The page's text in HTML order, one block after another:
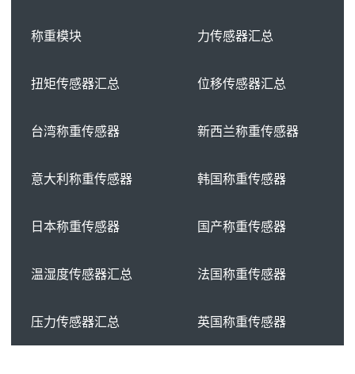
称重模块 力传感器汇总
扭矩传感器汇总 位移传感器汇总
台湾称重传感器 新西兰称重传感器
意大利称重传感器 韩国称重传感器
日本称重传感器 国产称重传感器
温湿度传感器汇总 法国称重传感器
压力传感器汇总 英国称重传感器